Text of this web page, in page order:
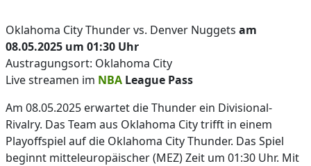
Oklahoma City Thunder vs. Denver Nuggets am
08.05.2025 um 01:30 Uhr
Austragungsort: Oklahoma City
Live streamen im NBA League Pass
Am 08.05.2025 erwartet die Thunder ein Divisional-
Rivalry. Das Team aus Oklahoma City trifft in einem
Playoffspiel auf die Oklahoma City Thunder. Das Spiel
beginnt mitteleuropäischer (MEZ) Zeit um 01:30 Uhr. Mit